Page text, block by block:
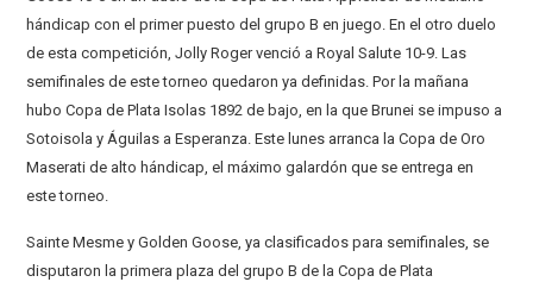
hándicap con el primer puesto del grupo B en juego. En el otro duelo
de esta competición, Jolly Roger venció a Royal Salute 10-9. Las
semifinales de este torneo quedaron ya definidas. Por la mañana
hubo Copa de Plata Isolas 1892 de bajo, en la que Brunei se impuso a
Sotoisola y Águilas a Esperanza. Este lunes arranca la Copa de Oro
Maserati de alto hándicap, el máximo galardón que se entrega en
este torneo.
Sainte Mesme y Golden Goose, ya clasificados para semifinales, se
disputaron la primera plaza del grupo B de la Copa de Plata